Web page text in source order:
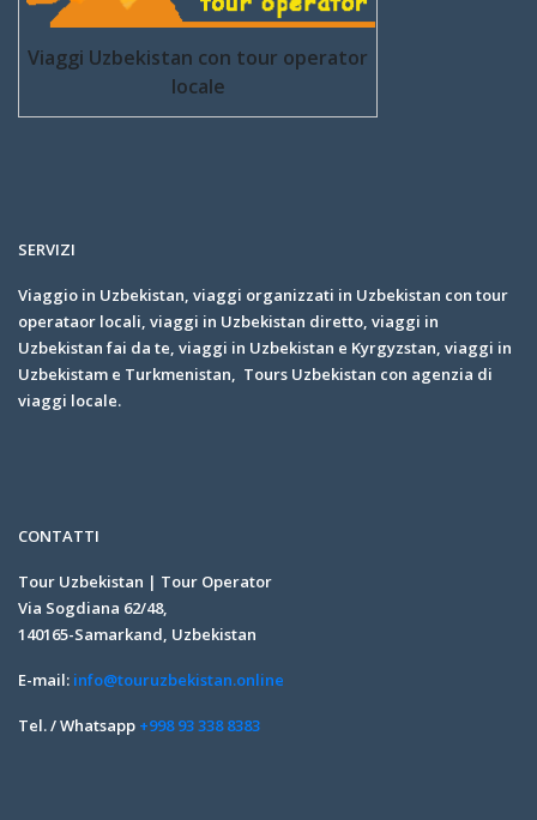
Viaggi Uzbekistan con tour operator
locale
SERVIZI
Viaggio in Uzbekistan, viaggi organizzati in Uzbekistan con tour
operataor locali, viaggi in Uzbekistan diretto, viaggi in
Uzbekistan fai da te, viaggi in Uzbekistan e Kyrgyzstan, viaggi in
Uzbekistam e Turkmenistan, Tours Uzbekistan con agenzia di
viaggi locale.
CONTATTI
Tour Uzbekistan | Tour Operator
Via Sogdiana 62/48,
140165-Samarkand, Uzbekistan
E-mail: info@touruzbekistan.online
Tel. / Whatsapp +998 93 338 8383